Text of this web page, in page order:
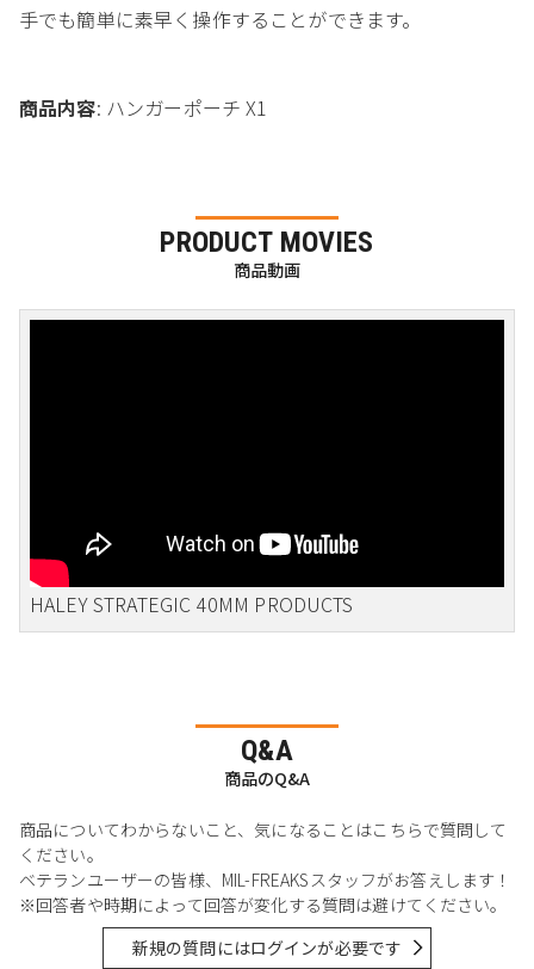
手でも簡単に素早く操作することができます。
商品内容: ハンガーポーチ X1
PRODUCT MOVIES
商品動画
HALEY STRATEGIC 40MM PRODUCTS
Q&A
商品のQ&A
商品についてわからないこと、気になることはこちらで質問して
ください。
ベテランユーザーの皆様、MIL-FREAKSスタッフがお答えします！
※回答者や時期によって回答が変化する質問は避けてください。
新規の質問にはログインが必要です